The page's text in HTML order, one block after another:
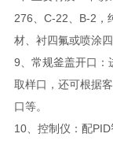
276、C-22、B-2，
材、衬四氟或喷涂四
9、常规釜盖开口：
取样口，还可根据
口等。
10、控制仪：配